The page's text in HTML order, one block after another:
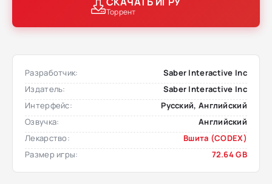
Торрент
Разработчик:
Saber Interactive Inc
Издатель:
Saber Interactive Inc
Интерфейс:
Русский, Английский
Озвучка:
Английский
Лекарство:
Вшита (CODEX)
Размер игры:
72.64 GB